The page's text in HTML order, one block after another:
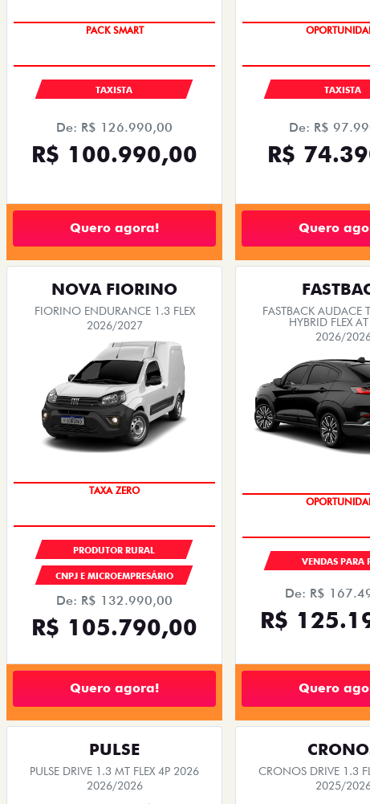
PACK SMART
TAXISTA
De: R$ 126.990,00
R$ 100.990,00
Quero agora!
TAXISTA
De: R$
R$
Quero
NOVA FIORINO
FIORINO ENDURANCE 1.3 FLEX
2026/2027
TAXA ZERO
PRODUTOR RURAL
CNPJ E MICROEMPRESÁRIO
De: R$ 132.990,00
R$ 105.790,00
Quero agora!
FASTBACK AUDACE
HYBRID FLEX
2026/
VENDAS PARA
De: R$
R$
Quero
PULSE
PULSE DRIVE 1.3 MT FLEX 4P 2026
2026/2026
CRONOS DRIVE 1.3
2025/